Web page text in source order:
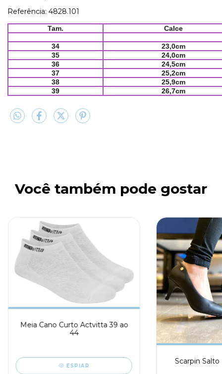
Referência: 4828.101
Tam. Calce
34
23,0cm
35
24,0cm
36
24,5cm
37
25,2cm
38
25,9cm
39
26,7cm
Você também pode gostar
Meia Cano Curto Actvitta 39 ao
44
ESPIAR
Scarpin